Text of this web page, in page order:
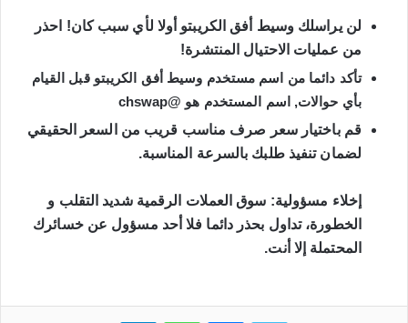
من عمليات الاحتيال المنتشرة!
بأي حوالات, اسم المستخدم هو @chswap
لضمان تنفيذ طلبك بالسرعة المناسبة.
المحتملة إلا أنت.